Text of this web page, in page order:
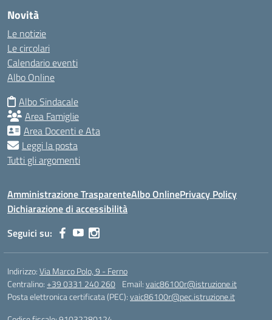
Novità
Le notizie
Le circolari
Calendario eventi
Albo Online
Albo Sindacale
Area Famiglie
Area Docenti e Ata
Leggi la posta
Tutti gli argomenti
Amministrazione TrasparenteAlbo OnlinePrivacy Policy
Dichiarazione di accessibilità
Seguici su:
Indirizzo:Via Marco Polo, 9 - Ferno
Centralino:+39 0331 240 260 Email:vaic86100r@istruzione.it
Posta elettronica certificata (PEC):vaic86100r@pec.istruzione.it